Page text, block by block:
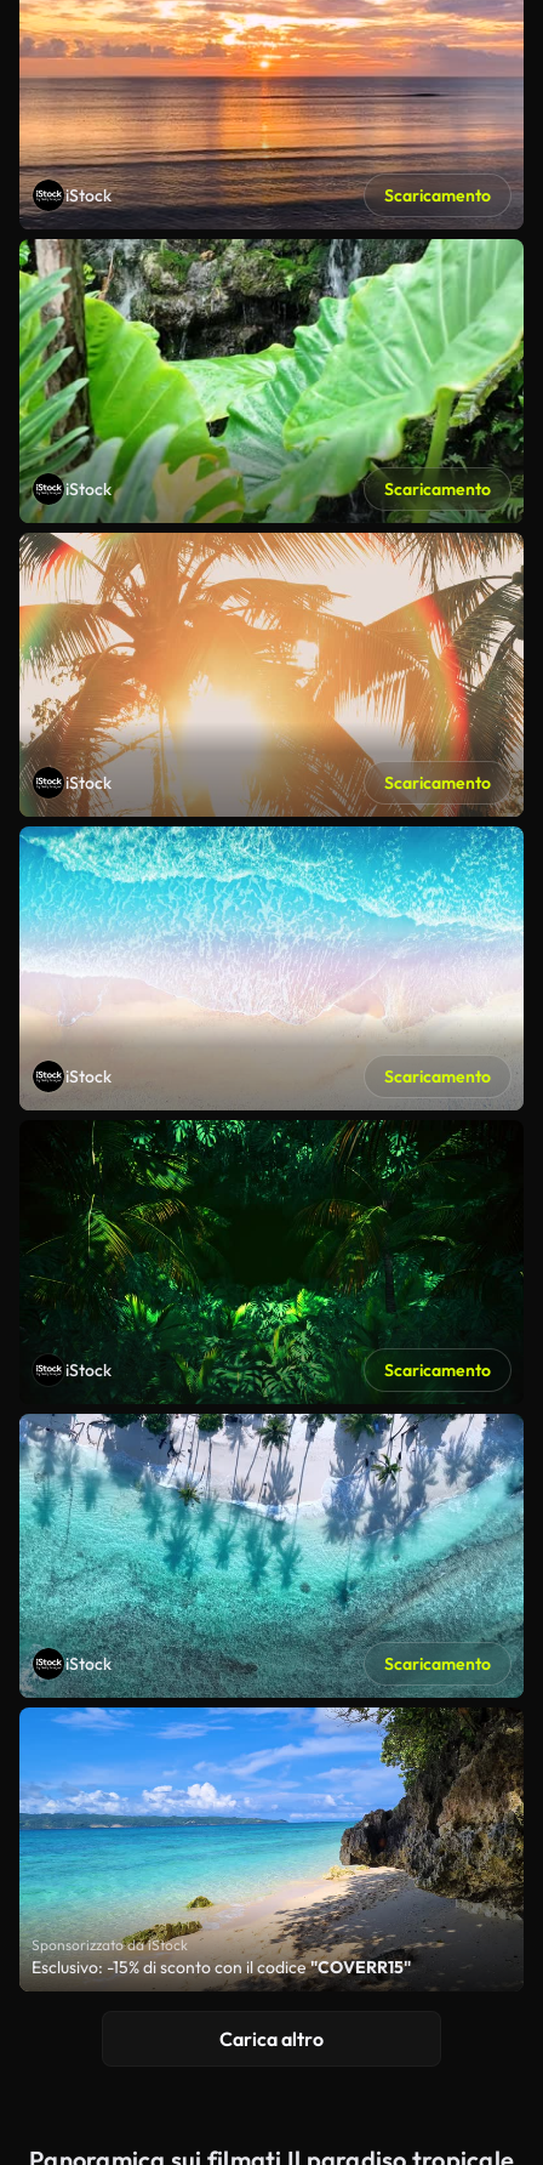
iStock Scaricamento
iStock Scaricamento
iStock Scaricamento
iStock Scaricamento
iStock Scaricamento
iStock Scaricamento
Sponsorizzato da iStock
Esclusivo: -15% di sconto con il codice"COVERR15"
Carica altro